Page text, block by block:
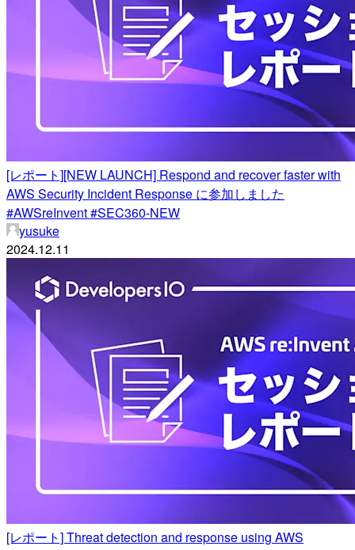
[レポート][NEW LAUNCH] Respond and recover faster with
AWS Security Incident Response に参加しました
#AWSreInvent #SEC360-NEW
yusuke
2024.12.11
[レポート] Threat detection and response using AWS